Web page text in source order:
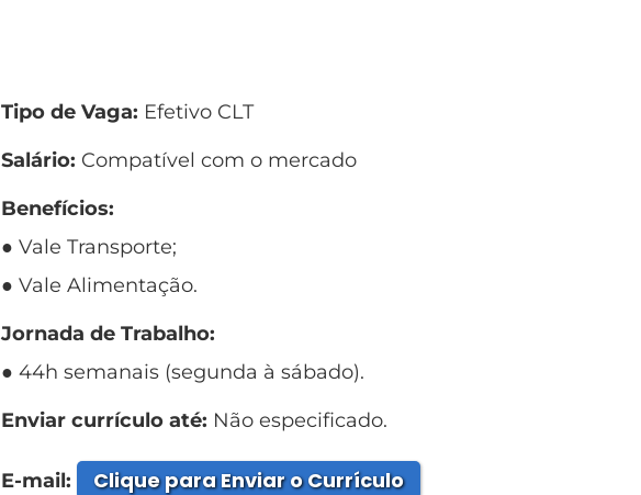
Tipo de Vaga: Efetivo CLT
Salário: Compatível com o mercado
Benefícios:
● Vale Transporte;
● Vale Alimentação.
Jornada de Trabalho:
● 44h semanais (segunda à sábado).
Enviar currículo até: Não especificado.
E-mail: Clique para Enviar o Currículo